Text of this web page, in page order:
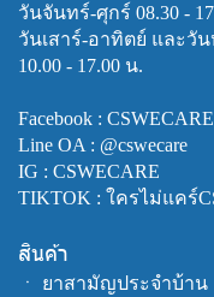
วันจันทร์-ศุกร์ 08.30 -
วันเสาร์-อาทิตย์ และวั
10.00 - 17.00 น.
Facebook : CSWECARE
Line OA : @cswecare
IG : CSWECARE
TIKTOK : ใครไม่แคร์
สินค้า
ㆍ ยาสามัญประจำบ้าน